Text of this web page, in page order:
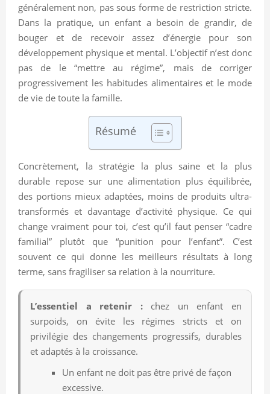
généralement non, pas sous forme de restriction stricte.
Dans la pratique, un enfant a besoin de grandir, de
bouger et de recevoir assez d’énergie pour son
développement physique et mental. L’objectif n’est donc
pas de le “mettre au régime”, mais de corriger
progressivement les habitudes alimentaires et le mode
de vie de toute la famille.
Résumé
Concrètement, la stratégie la plus saine et la plus
durable repose sur une alimentation plus équilibrée,
des portions mieux adaptées, moins de produits ultra-
transformés et davantage d’activité physique. Ce qui
change vraiment pour toi, c’est qu’il faut penser “cadre
familial” plutôt que “punition pour l’enfant”. C’est
souvent ce qui donne les meilleurs résultats à long
terme, sans fragiliser sa relation à la nourriture.
L’essentiel a retenir :chez un enfant en
surpoids, on évite les régimes stricts et on
privilégie des changements progressifs, durables
et adaptés à la croissance.
Un enfant ne doit pas être privé de façon
excessive.